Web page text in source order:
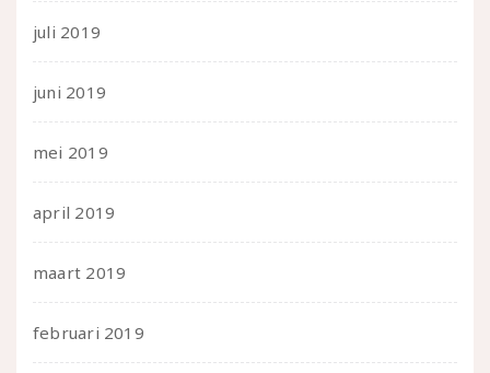
juli 2019
juni 2019
mei 2019
april 2019
maart 2019
februari 2019